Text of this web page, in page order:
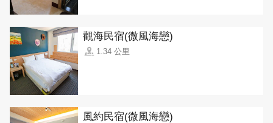
觀海民宿(微風海戀)
1.34 公里
風約民宿(微風海戀)